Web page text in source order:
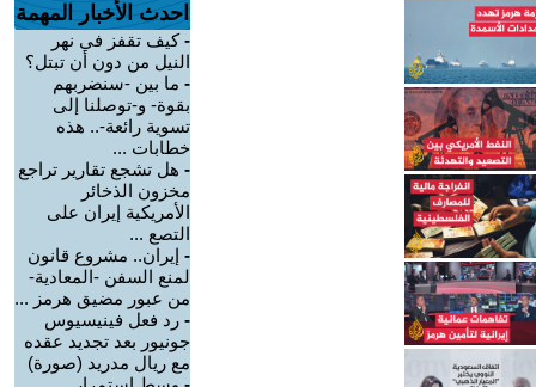
احدث الأخبار المهمة
-كيف تقفز في نهر
النيل من دون أن تبتل؟
- ما بين -سنضربهم
بقوة- و-توصلنا إلى
تسوية رائعة-.. هذه
خطابات ...
- هل تشجع تقارير تراجع
مخزون الذخائر
الأمريكية إيران على
التصع ...
- إيران.. مشروع قانون
لمنع السفن -المعادية-
من عبور مضيق هرمز ...
- رد فعل فينيسيوس
جونيور بعد تجديد عقده
مع ريال مدريد (صورة)